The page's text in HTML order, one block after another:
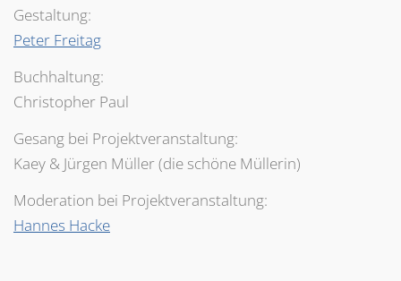
Gestaltung:
Peter Freitag
Buchhaltung:
Christopher Paul
Gesang bei Projektveranstaltung:
Kaey & Jürgen Müller (die schöne Müllerin)
Moderation bei Projektveranstaltung:
Hannes Hacke